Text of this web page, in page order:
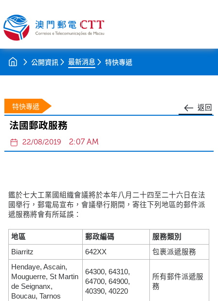
公開資訊 最新消息 特快專遞
返回
特快專遞
法國郵政服務
22/08/2019 2:07 AM
鑑於七大工業國組織會議將於本年八月二十四至二十六日在法
國舉行，郵電局宣布，會議舉行期間，寄往下列地區的郵件派
遞服務將會有所延誤：
地區 郵政編碼
服務類別
Biarritz
642XX
包裹派遞服務
Hendaye, Ascain,
Mouguerre, St Martin
de Seignanx,
Boucau, Tarnos
64300, 64310,
64700, 64900,
40390, 40220
所有郵件派遞服
務